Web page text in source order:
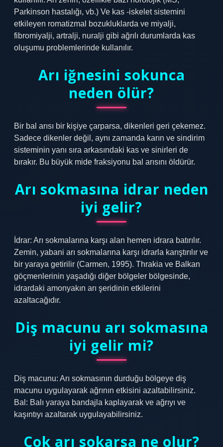
Parkinson hastalığı, vb.) Ve kas -iskelet sistemini
etkileyen romatizmal bozukluklarda ve miyalji,
fibromiyalji, artralji, nuralji gibi ağrılı durumlarda kas
oluşumu problemlerinde kullanılır.
Arı iğnesini sokunca
neden ölür?
Bir bal arısı bir kişiye çarparsa, dikenleri geri çekemez.
Sadece dikenler değil, aynı zamanda karın ve sindirim
sisteminin yanı sıra arkasındaki kas ve sinirleri de
bırakır. Bu büyük mide fraksiyonu bal arısını öldürür.
Arı sokmasına idrar neden
iyi gelir?
İdrar: Arı sokmalarına karşı alan hemen idrara batırılır.
Zemin, yabani arı sokmalarına karşı idrarla karıştırılır ve
bir yaraya getirilir (Carmen, 1995). Thrakia ve Balkan
göçmenlerinin yaşadığı diğer bölgeler bölgesinde,
idrardaki amonyakın arı şeridinin etkilerini
azaltacağıdır.
Diş macunu arı sokmasına
iyi gelir mi?
Diş macunu: Arı sokmasının durduğu bölgeye diş
macunu uygulayarak ağrının etkisini azaltabilirsiniz.
Bal: Balı yaraya bandajla kaplayarak ve ağrıyı ve
kaşıntıyı azaltarak uygulayabilirsiniz.
Çok arı sokarsa ne olur?